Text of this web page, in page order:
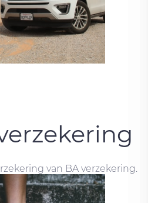
van BA verzekering.